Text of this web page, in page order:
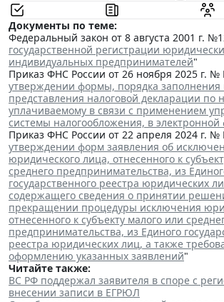
Документы по теме:
Федеральный закон от 8 августа 2001 г.
государственной регистрации
индивидуальных предпринимателей"
Приказ ФНС России от 26 ноября 2025 г. №
утверждении формы, порядка заполнения
представления налоговой декларации по
уплачиваемому в связи с применением
системы налогообложения, в
Приказ ФНС России от 22 апреля 2024 г. №
утверждении форм заявления об
юридического лица, отнесенного к
среднего предпринимательства, из
государственного реестра юридических
содержащего сведения о принятии
прекращении процедуры исключения
отнесенного к субъекту малого или
предпринимательства, из Единого
реестра юридических лиц, а также
оформлению указанных заявлений"
Читайте также:
ВС РФ поддержал заявителя в споре с
внесении записи в ЕГРЮЛ